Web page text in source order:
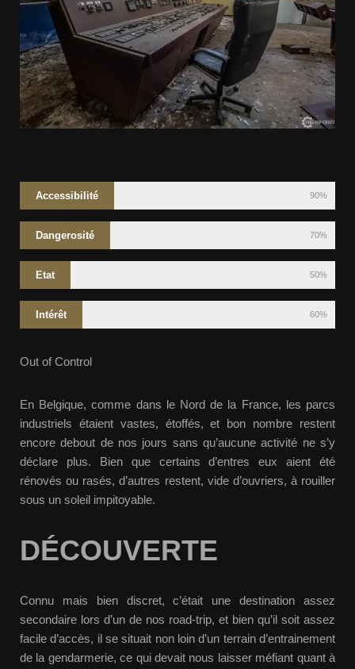
Accessibilité 90%
Dangerosité 70%
Etat 50%
Intérêt 60%
Out of Control
En Belgique, comme dans le Nord de la France, les parcs
industriels étaient vastes, étoffés, et bon nombre restent
encore debout de nos jours sans qu’aucune activité ne s’y
déclare plus. Bien que certains d’entres eux aient été
rénovés ou rasés, d’autres restent, vide d’ouvriers, à rouiller
sous un soleil impitoyable.
DÉCOUVERTE
Connu mais bien discret, c’était une destination assez
secondaire lors d’un de nos road-trip, et bien qu’il soit assez
facile d’accès, il se situait non loin d’un terrain d’entrainement
de la gendarmerie, ce qui devait nous laisser méfiant quant à